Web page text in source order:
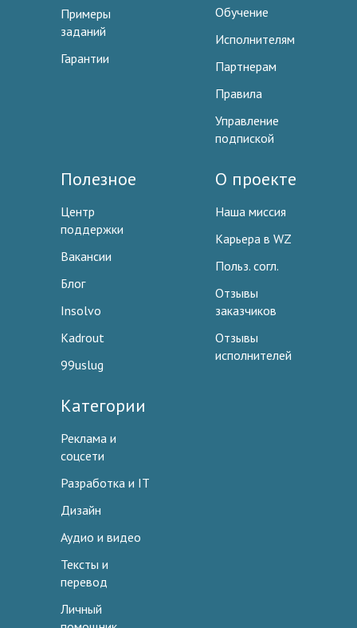
Примеры
заданий
Гарантии
Обучение
Исполнителям
Партнерам
Правила
Управление
подпиской
Полезное
Центр
поддержки
Вакансии
Блог
Insolvo
Kadrout
99uslug
О проекте
Наша миссия
Карьера в WZ
Польз. согл.
Отзывы
заказчиков
Отзывы
исполнителей
Категории
Реклама и
соцсети
Разработка и IT
Дизайн
Аудио и видео
Тексты и
перевод
Личный